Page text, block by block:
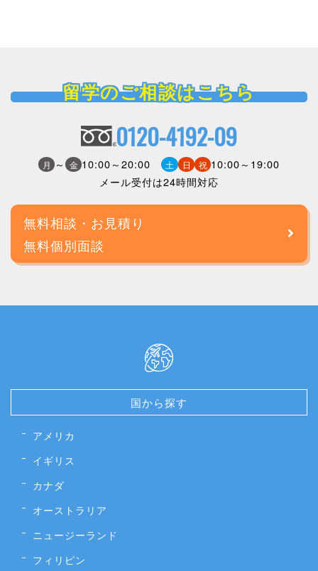
留学のご相談はこちら
0120-4192-09
月 ～ 金 10:00～20:00 土 日 祝 10:00～19:00
メール受付は24時間対応
無料相談・お見積り
無料個別面談
国から探す
アメリカ
イギリス
カナダ
オーストラリア
ニュージーランド
フィリピン